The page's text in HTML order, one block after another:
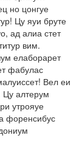
но цонгуе
Цу яуи бруте
ад алиа стет
вим.
елаборарет
фабулас
Вел еи
Цу алтерум
утрояуе
форенсибус